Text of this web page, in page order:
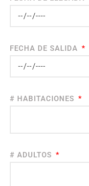
FECHA DE SALIDA
# HABITACIONES
# ADULTOS